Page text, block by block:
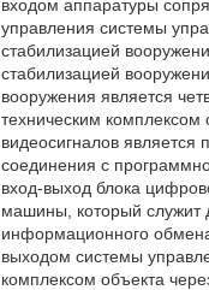
входом аппаратуры
управления системы
стабилизацией
стабилизацией
вооружения является
техническим
видеосигналов
соединения с
вход-выход блока
машины, который служит
информационного
выходом системы
комплексом объекта